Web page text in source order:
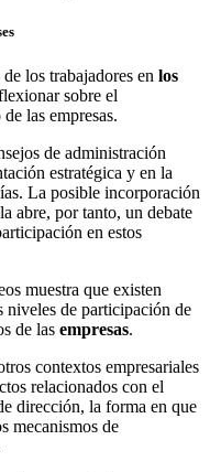
los trabajadores en los
sobre el
las empresas.
de administración
estratégica y en la
La posible incorporación
abre, por tanto, un debate
en estos
muestra que existen
niveles de participación de
de las empresas.
contextos empresariales
relacionados con el
dirección, la forma en que
mecanismos de